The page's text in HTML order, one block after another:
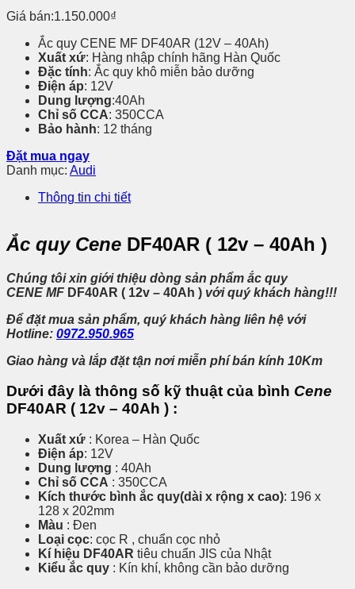
Giá bán:1.150.000₫
Ắc quy CENE MF DF40AR (12V – 40Ah)
Xuất xứ: Hàng nhập chính hãng Hàn Quốc
Đặc tính: Ắc quy khô miễn bảo dưỡng
Điện áp: 12V
Dung lượng:40Ah
Chỉ số CCA: 350CCA
Bảo hành: 12 tháng
Đặt mua ngay
Danh mục: Audi
Thông tin chi tiết
Ắc quy Cene DF40AR ( 12v – 40Ah )
Chúng tôi xin giới thiệu dòng sản phẩm ắc quy
CENE MF DF40AR ( 12v – 40Ah ) với quý khách hàng!!!
Để đặt mua sản phẩm, quý khách hàng liên hệ với
Hotline: 0972.950.965
Giao hàng và lắp đặt tận nơi miễn phí bán kính 10Km
Dưới đây là thông số kỹ thuật của bình Cene
DF40AR ( 12v – 40Ah ) :
Xuất xứ : Korea – Hàn Quốc
Điện áp: 12V
Dung lượng : 40Ah
Chỉ số CCA : 350CCA
Kích thước bình ắc quy(dài x rộng x cao): 196 x
128 x 202mm
Màu : Đen
Loại cọc: cọc R , chuẩn cọc nhỏ
Kí hiệu DF40AR tiêu chuẩn JIS của Nhật
Kiểu ắc quy : Kín khí, không cần bảo dưỡng